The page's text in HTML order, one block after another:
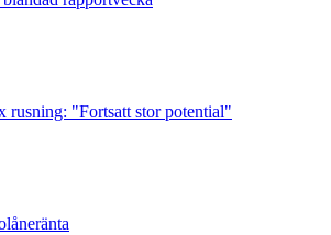
rusning: "Fortsatt stor potential"